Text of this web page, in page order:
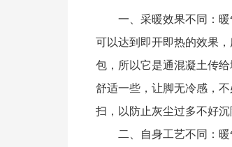
一、采暖效果不同：暖
可以达到即开即热的效果
包，所以它是通混凝土传
舒适一些，让脚无冷感，
扫，以防止灰尘过多不好
二、自身工艺不同：暖